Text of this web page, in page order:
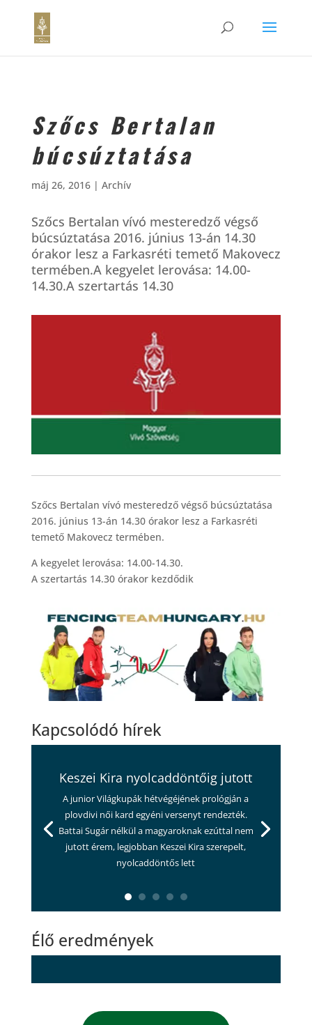
Szőcs Bertalan
búcsúztatása
máj 26, 2016| Archív
Szőcs Bertalan vívó mesteredző végső
búcsúztatása 2016. június 13-án 14.30
órakor lesz a Farkasréti temető Makovecz
termében.A kegyelet lerovása: 14.00-
14.30.A szertartás 14.30
Szőcs Bertalan vívó mesteredző végső búcsúztatása
2016. június 13-án 14.30 órakor lesz a Farkasréti
temető Makovecz termében.
A kegyelet lerovása: 14.00-14.30.
A szertartás 14.30 órakor kezdődik
Kapcsolódó hírek
Keszei Kira nyolcaddöntőig jutott
A junior Világkupák hétvégéjének prológján a
plovdivi női kard egyéni versenyt rendezték.
Battai Sugár nélkül a magyaroknak ezúttal nem
jutott érem, legjobban Keszei Kira szerepelt,
nyolcaddöntős lett
Élő eredmények